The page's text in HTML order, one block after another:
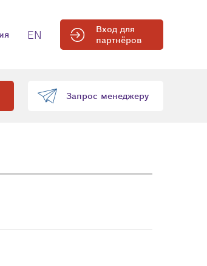
EN
Вход для
партнёров
Запрос менеджеру